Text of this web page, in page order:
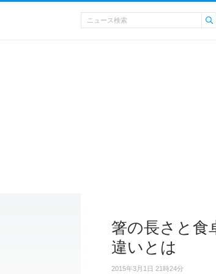
箸の長さと食
違いとは
2015年3月1日 21時24分